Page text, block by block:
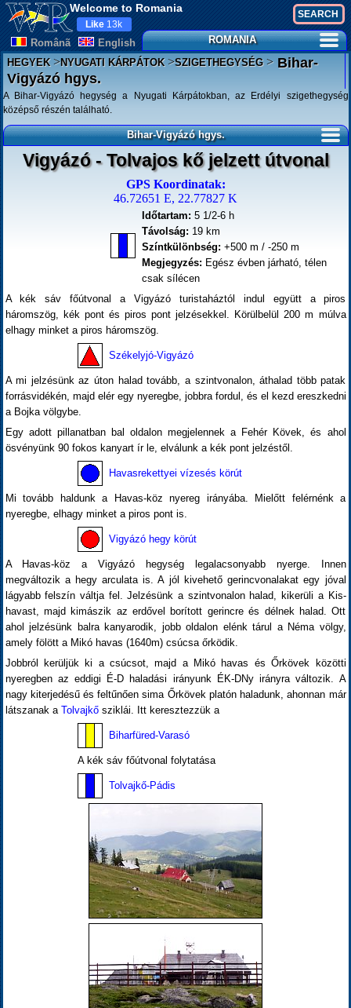
Welcome to Romania
Românã English
Like 13k
ROMANIA
HEGYEK>NYUGATI KÁRPÁTOK>SZIGETHEGYSÉG>Bihar-
Vigyázó hgys.
A Bihar-Vigyázó hegység a Nyugati Kárpátokban, az Erdélyi szigethegység
középső részén található.
Bihar-Vigyázó hgys.
Vigyázó - Tolvajos kő jelzett útvonal
GPS Koordinatak:
46.72651 E, 22.77827 K
Időtartam: 5 1/2-6 h
Távolság: 19 km
Színtkülönbség: +500 m / -250 m
Megjegyzés: Egész évben járható, télen
csak sílécen
A kék sáv főútvonal a Vigyázó turistaháztól indul együtt a piros
háromszög, kék pont és piros pont jelzésekkel. Körülbelül 200 m múlva
elhagy minket a piros háromszög.
Székelyjó-Vigyázó
A mi jelzésünk az úton halad tovább, a szintvonalon, áthalad több patak
forrásvidékén, majd elér egy nyeregbe, jobbra fordul, és el kezd ereszkedni
a Bojka völgybe.
Egy adott pillanatban bal oldalon megjelennek a Fehér Kövek, és ahol
ösvényünk 90 fokos kanyart ír le, elválunk a kék pont jelzéstől.
Havasrekettyei vízesés körút
Mi tovább haldunk a Havas-köz nyereg irányába. Mielőtt felérnénk a
nyeregbe, elhagy minket a piros pont is.
Vigyázó hegy körút
A Havas-köz a Vigyázó hegység legalacsonyabb nyerge. Innen
megváltozik a hegy arculata is. A jól kivehető gerincvonalakat egy jóval
lágyabb felszín váltja fel. Jelzésünk a szintvonalon halad, kikerüli a Kis-
havast, majd kimászik az erdővel borított gerincre és délnek halad. Ott
ahol jelzésünk balra kanyarodik, jobb oldalon elénk tárul a Néma völgy,
amely fölött a Mikó havas (1640m) csúcsa őrködik.
Jobbról kerüljük ki a csúcsot, majd a Mikó havas és Őrkövek közötti
nyeregben az eddigi É-D haladási irányunk ÉK-DNy irányra változik. A
nagy kiterjedésű és feltűnően sima Őrkövek platón haladunk, ahonnan már
látszanak a Tolvajkősziklái. Itt keresztezzük a
Biharfüred-Varasó
A kék sáv főútvonal folytatása
Tolvajkő-Pádis